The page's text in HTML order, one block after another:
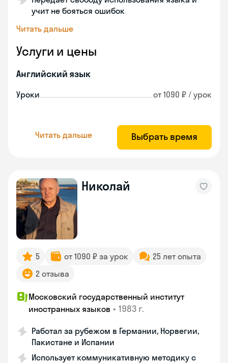
учит не бояться ошибок
Читать дальше
Услуги и цены
Английский язык
Уроки от 1090 ₽ / урок
Читать дальше Выбрать время
Николай
5 от 1090 ₽ за урок
25 лет опыта
2 отзыва
Московский государственный институт
иностранных языков • 1983 г.
Работал за рубежом в Германии, Норвегии,
Пакистане и Испании
Использует коммуникативную методику с